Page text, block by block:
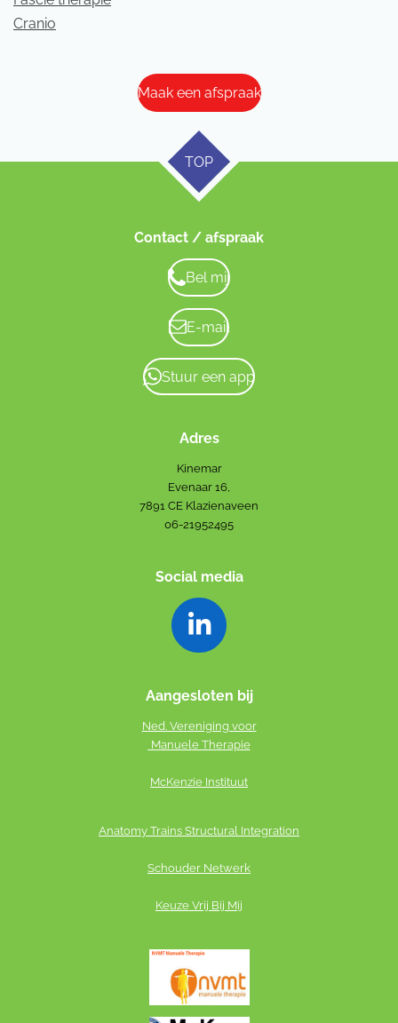
Cranio
Maak een afspraak
TOP
Contact / afspraak
Bel mij
E-mail
Stuur een app
Adres
Kinemar
Evenaar 16,
7891 CE Klazienaveen
06-21952495
Social media
L
n
e
I
Aangesloten bij
Ned. Vereniging voor
Manuele Therapie
McKenzie Instituut
Anatomy Trains Structural Integration
Schouder Netwerk
Keuze Vrij Bij Mij